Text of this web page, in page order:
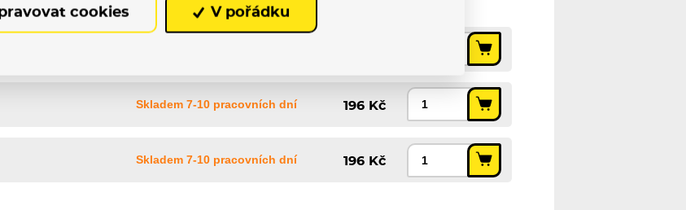
Skladem 7-10 pracovních dní 196 Kč
Skladem 7-10 pracovních dní 196 Kč
cookies V pořádku